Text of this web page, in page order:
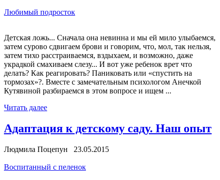
Любимый подросток
Детская ложь... Сначала она невинна и мы ей мило улыбаемся,
затем сурово сдвигаем брови и говорим, что, мол, так нельзя,
затем тихо расстраиваемся, вздыхаем, и возможно, даже
украдкой смахиваем слезу... И вот уже ребенок врет что
делать? Как реагировать? Паниковать или «спустить на
тормозах»?. Вместе с замечательным психологом Анечкой
Кутявиной разбираемся в этом вопросе и ищем ...
Читать далее
Адаптация к детскому саду. Наш опыт
Людмила Поцепун 23.05.2015
Воспитанный с пеленок